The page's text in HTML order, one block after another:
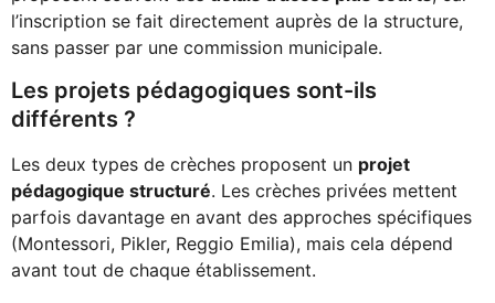
l’inscription se fait directement auprès de la structure,
sans passer par une commission municipale.
Les projets pédagogiques sont-ils
différents ?
Les deux types de crèches proposent un projet
pédagogique structuré. Les crèches privées mettent
parfois davantage en avant des approches spécifiques
(Montessori, Pikler, Reggio Emilia), mais cela dépend
avant tout de chaque établissement.